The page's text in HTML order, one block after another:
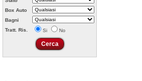
Box Auto
Bagni
Tratt. Ris.
Si No